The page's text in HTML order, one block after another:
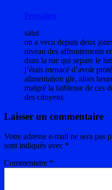
Permalien
salut
on a vecu depuis deux
niveau des affrontements
dans la rue qui separe le
j’étais menacé d’avoir
alimentation gle, alors
malgré la faiblesse de ces
des citoyens
Laisser un commentaire
Votre adresse e-mail ne sera pas
sont indiqués avec *
Commentaire *